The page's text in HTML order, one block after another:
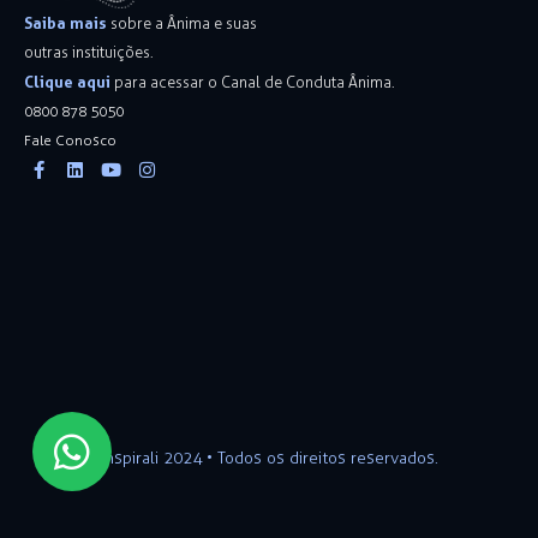
Saiba mais sobre a Ânima e suas
outras instituições.
Clique aqui para acessar o Canal de Conduta Ânima.
0800 878 5050
Fale Conosco
Facebook-
f
Linkedin
YoutubeInstagram
Inspirali 2024 • Todos os direitos reservados.